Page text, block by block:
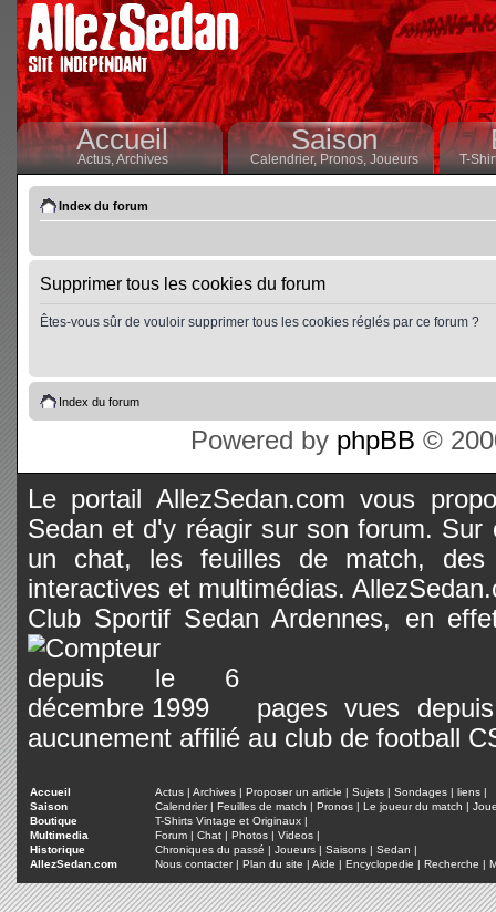
Accueil
Actus,Archives
Saison
Calendrier,Pronos, Joueurs T-
Index du forum
Supprimer tous les cookies du forum
Êtes-vous sûr de vouloir supprimer tous les cookies réglés par ce forum ?
Index du forum
Powered by phpBB ©
Le portail AllezSedan.com vous
Sedan et d'y réagir sur son forum.
un chat, les feuilles de match, des
interactives et multimédias.
Club Sportif Sedan Ardennes, en
pages vues
aucunement affilié au club de football
Accueil Actus | Archives | Proposer un article | Sujets | Sondages | liens |
Saison
Calendrier| Feuilles de match | Pronos | Le joueur du match |
Boutique
T-Shirts Vintage et Originaux |
Multimedia
Forum | Chat | Photos | Videos |
Historique
Chroniques du passé | Joueurs | Saisons | Sedan |
AllezSedan.com
Nous contacter| Plan du site | Aide | Encyclopedie | Recherche |